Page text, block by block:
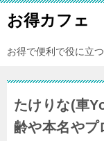
お得カフェ
お得で便利で役に立
たけりな(車
齢や本名やプ